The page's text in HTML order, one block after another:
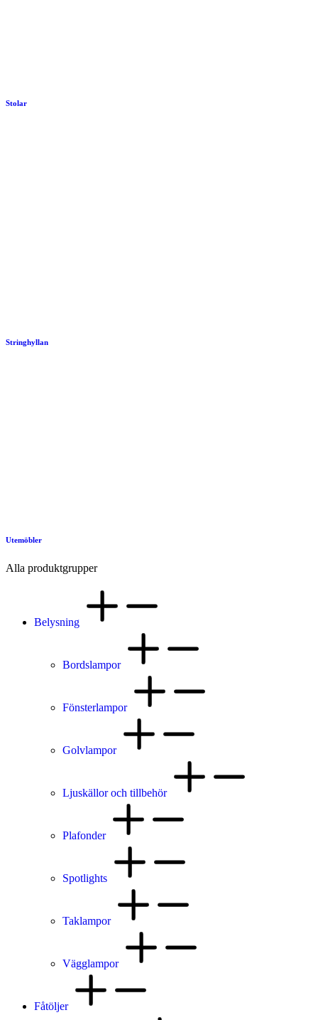
Stolar
Stringhyllan
Utemöbler
Alla produktgrupper
Belysning
Bordslampor
Fönsterlampor
Golvlampor
Ljuskällor och tillbehör
Plafonder
Spotlights
Taklampor
Vägglampor
Fåtöljer